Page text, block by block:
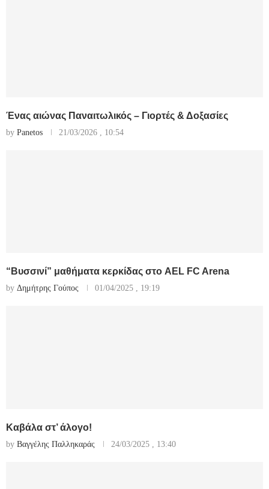
Ένας αιώνας Παναιτωλικός – Γιορτές & Δοξασίες
by Panetos 21/03/2026 , 10:54
“Βυσσινί” μαθήματα κερκίδας στο AEL FC Arena
by Δημήτρης Γούπος 01/04/2025 , 19:19
Καβάλα στ’ άλογο!
by Βαγγέλης Παλληκαράς 24/03/2025 , 13:40